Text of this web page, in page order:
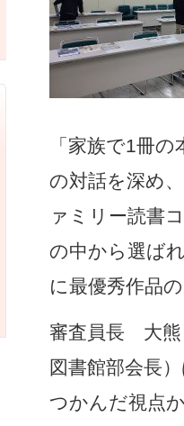
「家族で1冊
の対話を深め
ァミリー読書
の中から選ば
に最優秀作品
審査員長 大熊
図書館部会長
つかんだ視点